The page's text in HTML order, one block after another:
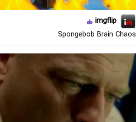
imgflip
Spongebob Brain Chaos